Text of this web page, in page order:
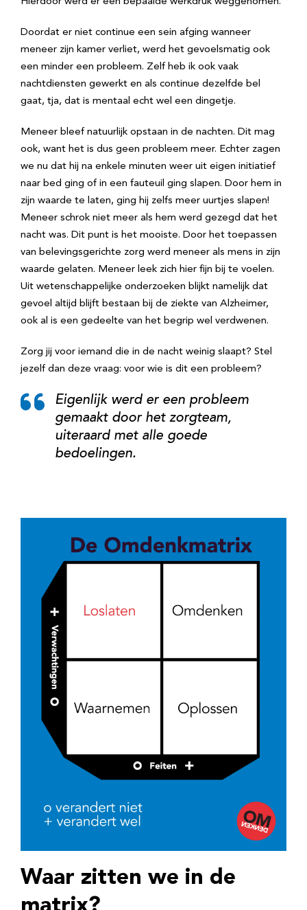
Doordat er niet continue een sein afging wanneer
meneer zijn kamer verliet, werd het gevoelsmatig ook
een minder een probleem. Zelf heb ik ook vaak
nachtdiensten gewerkt en als continue dezelfde bel
gaat, tja, dat is mentaal echt wel een dingetje.
Meneer bleef natuurlijk opstaan in de nachten. Dit mag
ook, want het is dus geen probleem meer. Echter zagen
we nu dat hij na enkele minuten weer uit eigen initiatief
naar bed ging of in een fauteuil ging slapen. Door hem in
zijn waarde te laten, ging hij zelfs meer uurtjes slapen!
Meneer schrok niet meer als hem werd gezegd dat het
nacht was. Dit punt is het mooiste. Door het toepassen
van belevingsgerichte zorg werd meneer als mens in zijn
waarde gelaten. Meneer leek zich hier fijn bij te voelen.
Uit wetenschappelijke onderzoeken blijkt namelijk dat
gevoel altijd blijft bestaan bij de ziekte van Alzheimer,
ook al is een gedeelte van het begrip wel verdwenen.
Zorg jij voor iemand die in de nacht weinig slaapt? Stel
jezelf dan deze vraag: voor wie is dit een probleem?
Eigenlijk werd er een probleem
gemaakt door het zorgteam,
uiteraard met alle goede
bedoelingen.
Waar zitten we in de